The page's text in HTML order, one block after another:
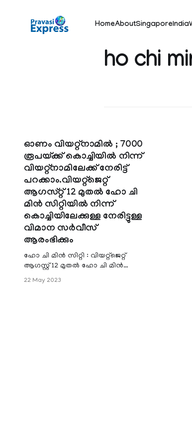
HomeAboutSingaporeIndia
ho chi
ഓണം വിയറ്റ്നാമില്‍ ; 7000
രൂപയ്ക്ക് കൊച്ചിയില്‍ നിന്ന്
വിയറ്റ്നാമിലേക്ക് നേരിട്ട്
പറക്കാം.വിയറ്റ്‌ജെറ്റ്
ആഗസ്റ്റ് 12 മുതല്‍ ഹോ ചി
മിന്‍ സിറ്റിയില്‍ നിന്ന്
കൊച്ചിയിലേക്കുള്ള നേരിട്ടുള്ള
വിമാന സര്‍വീസ്
ആരംഭിക്കും
ഹോ ചി മിന്‍ സിറ്റി : വിയറ്റ്‌ജെറ്റ്
ആഗസ്റ്റ് 12 മുതല്‍ ഹോ ചി മിന്‍
നേരിട്ടുള്ള വിമാന സര്
22 May 2023